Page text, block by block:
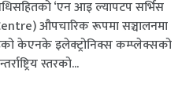
‘एन आइ ल्यापटप सर्भिस
औपचारिक रूपमा सञ्चालनमा
केएनके इलेक्ट्रोनिक्स कम्प्लेक्सको
स्तरको...